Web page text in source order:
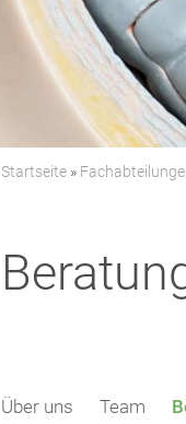
Startseite »
Über uns Team